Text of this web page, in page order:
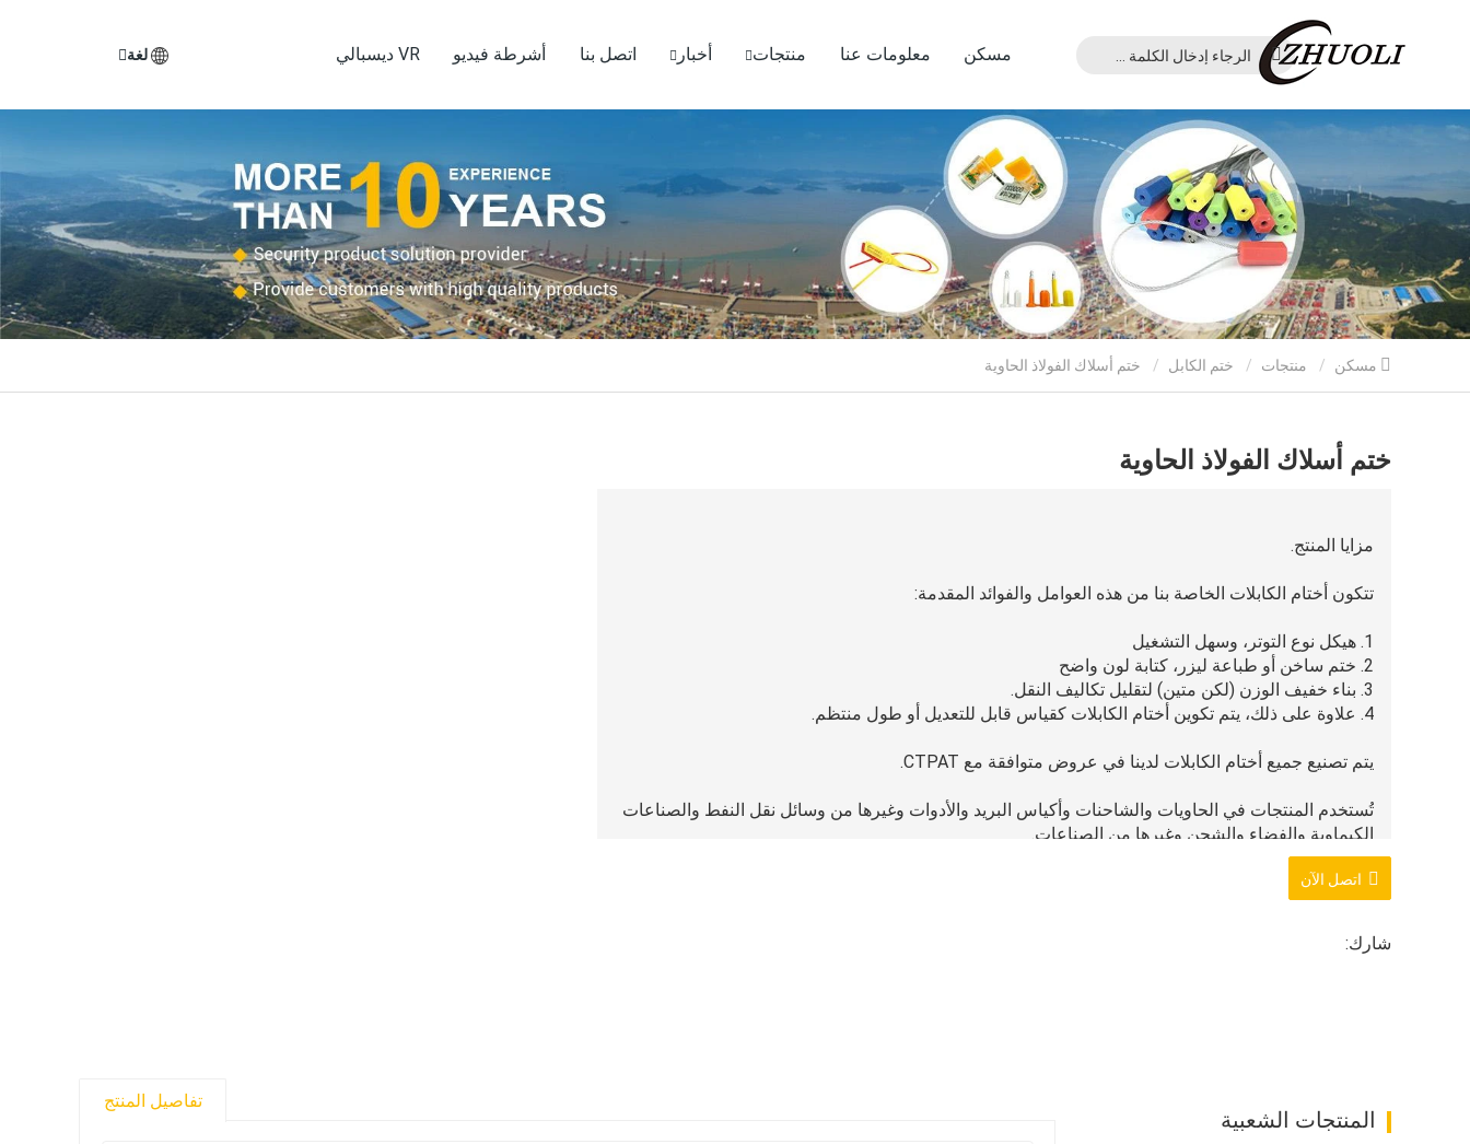
مسكن معلومات عنا منتجات أخبار اتصل بنا أشرطة فيديو VR ديسبالي لغة
منتجات ختم الكابل
ختم أسلاك الفولاذ الحاوية
مزايا المنتج.
تتكون أختام الكابلات الخاصة بنا من هذه العوامل والفوائد المقدمة:
1. هيكل نوع التوتر، وسهل التشغيل
2. ختم ساخن أو طباعة ليزر، كتابة لون واضح
3. بناء خفيف الوزن (لكن متين) لتقليل تكاليف النقل.
4. علاوة على ذلك، يتم تكوين أختام الكابلات كقياس قابل للتعديل أو طول منتظم.
يتم تصنيع جميع أختام الكابلات لدينا في عروض متوافقة مع CTPAT.
تُستخدم المنتجات في الحاويات والشاحنات وأكياس البريد والأدوات وغيرها من وسائل نقل النفط والصناعات
الكيماوية والفضاء والشحن وغيرها من الصناعات.
اتصل الآن
شارك:
تفاصيل المنتج
المنتجات الشعبية